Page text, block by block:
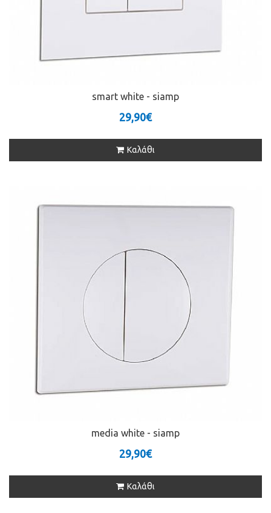
smart white - siamp
29,90€
Καλάθι
media white - siamp
29,90€
Καλάθι